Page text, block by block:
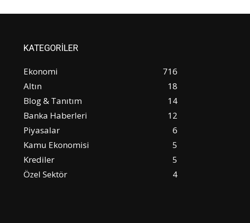
KATEGORİLER
Ekonomi
716
Altın
18
Blog & Tanıtım
14
Banka Haberleri
12
Piyasalar
6
Kamu Ekonomisi
5
Krediler
5
Özel Sektör
4